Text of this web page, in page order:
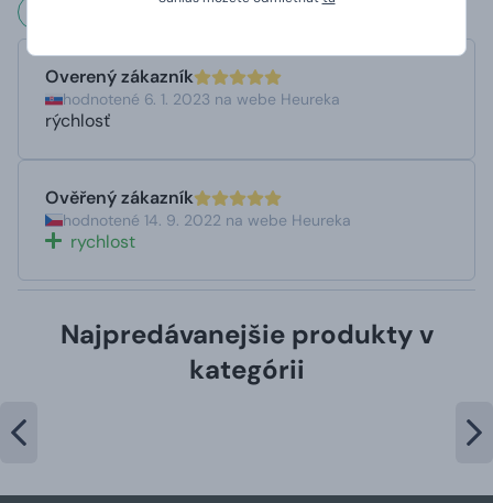
Čo hovoria naši zákazníci?
Overený zákazník
hodnotené 6. 1. 2023 na webe Heureka
rýchlosť
Ověřený zákazník
hodnotené 14. 9. 2022 na webe Heureka
rychlost
Najpredávanejšie produkty v
kategórii